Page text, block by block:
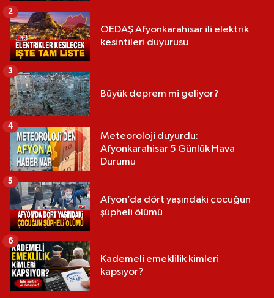
OEDAŞ Afyonkarahisar ili elektrik
kesintileri duyurusu
2
Büyük deprem mi geliyor?
3
Meteoroloji duyurdu:
Afyonkarahisar 5 Günlük Hava
Durumu
4
Afyon’da dört yaşındaki çocuğun
şüpheli ölümü
5
Kademeli emeklilik kimleri
kapsıyor?
6